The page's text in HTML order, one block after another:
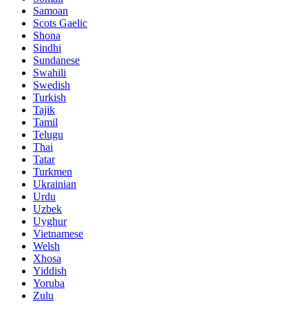
Samoan
Scots Gaelic
Shona
Sindhi
Sundanese
Swahili
Swedish
Turkish
Tajik
Tamil
Telugu
Thai
Tatar
Turkmen
Ukrainian
Urdu
Uzbek
Uyghur
Vietnamese
Welsh
Xhosa
Yiddish
Yoruba
Zulu